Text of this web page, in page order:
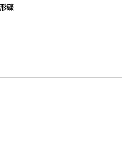
物容易脫落，清洗方便。
碟